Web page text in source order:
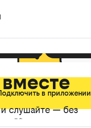
слушайте — без
в приложении